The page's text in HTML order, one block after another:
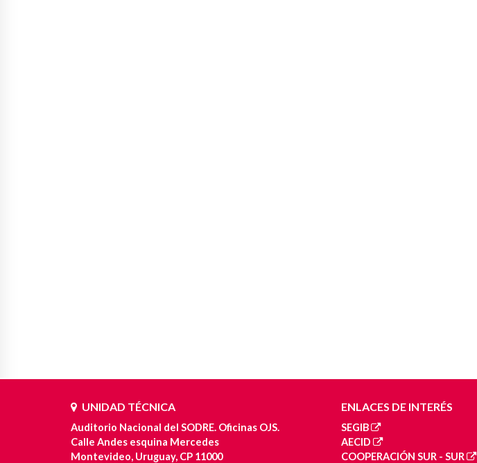
UNIDAD TÉCNICA
Auditorio Nacional del SODRE. Oficinas OJS.
Calle Andes esquina Mercedes
Montevideo, Uruguay, CP 11000
ENLACES DE INTERÉS
SEGIB
AECID
COOPERACIÓN SUR - SUR